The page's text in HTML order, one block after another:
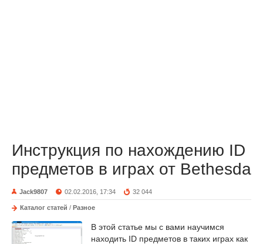
Инструкция по нахождению ID
предметов в играх от Bethesda
Jack9807 02.02.2016, 17:34 32 044
Каталог статей / Разное
В этой статье мы с вами научимся
находить ID предметов в таких играх как